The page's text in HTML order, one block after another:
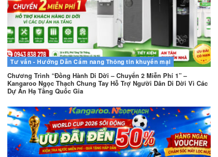
Tư vấn - Hướng Dẫn Cẩm nang Thông tin khuyến mại
Chương Trình “Đồng Hành Di Dời – Chuyển 2 Miễn Phí 1” –
Kangaroo Ngọc Thạch Chung Tay Hỗ Trợ Người Dân Di Dời Vì Các
Dự Án Hạ Tầng Quốc Gia